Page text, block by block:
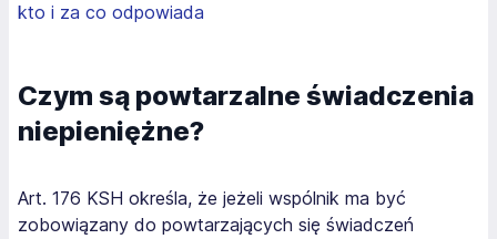
kto i za co odpowiada
Czym są powtarzalne świadczenia
niepieniężne?
Art. 176 KSH określa, że jeżeli wspólnik ma być
zobowiązany do powtarzających się świadczeń